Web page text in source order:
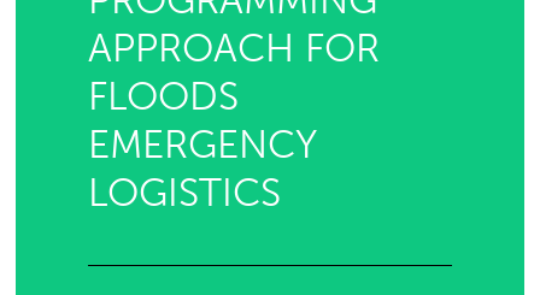
APPROACH FOR
FLOODS
EMERGENCY
LOGISTICS